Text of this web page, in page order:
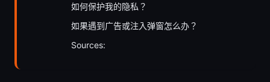
如何保护我的隐私？
如果遇到广告或注入弹窗怎么办？
Sources: